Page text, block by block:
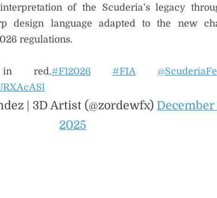
of the Scuderia’s legacy
design language adapted to the new
regulations.
in red.#F12026 #FIA
| 3D Artist (@zordewfx) December
2025